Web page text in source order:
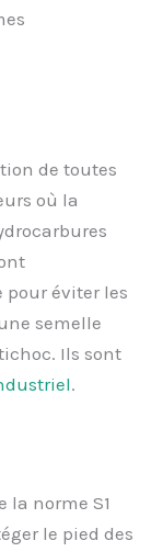
de toutes
où la
pour éviter les
semelle
Ils sont
.
la norme S1
le pied des